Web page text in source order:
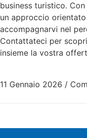
business turistico.
un approccio
accompagnarvi nel
Contattateci per
insieme la vostra
11 Gennaio 2026 /